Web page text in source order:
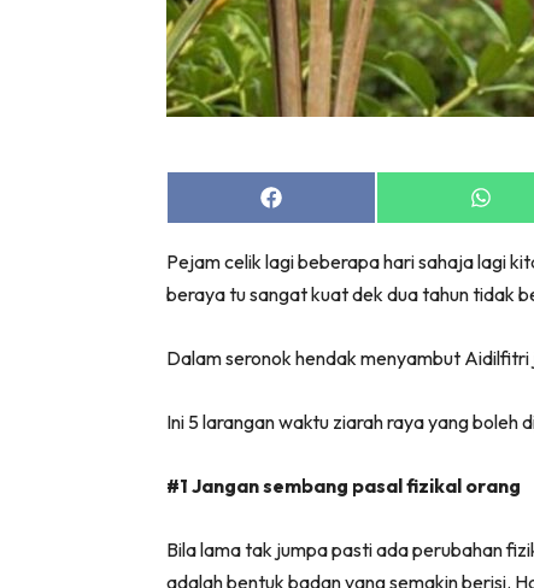
Share
on
Share
on
Pejam celik lagi beberapa hari sahaja lagi
beraya tu sangat kuat dek dua tahun tidak
Dalam seronok hendak menyambut
Ini 5 larangan waktu ziarah raya yang boleh
#1 Jangan sembang pasal fizikal orang
Bila lama tak jumpa pasti ada perubahan
adalah bentuk badan yang semakin berisi.